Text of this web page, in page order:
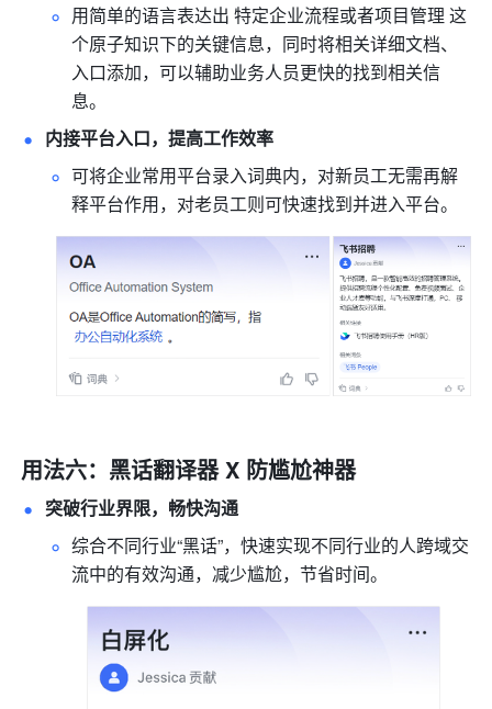
用简单的语言表达出 特定企业流程或者项目管理 这
个原子知识下的关键信息，同时将相关详细文档、
入口添加，可以辅助业务人员更快的找到相关信
息。
内接平台入口，提高工作效率
可将企业常用平台录入词典内，对新员工无需再解
释平台作用，对老员工则可快速找到并进入平台。
用法六：黑话翻译器 X 防尴尬神器
突破行业界限，畅快沟通
综合不同行业“黑话”，快速实现不同行业的人跨域交
流中的有效沟通，减少尴尬，节省时间。